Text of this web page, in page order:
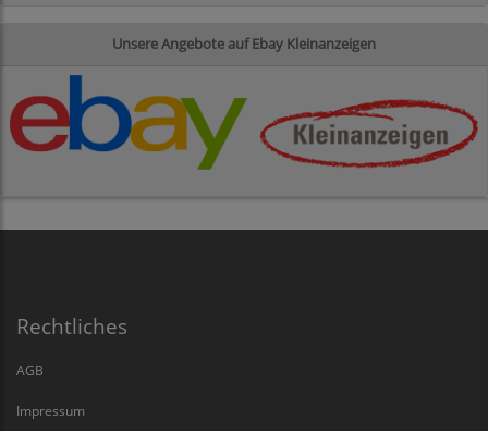
Unsere Angebote auf Ebay Kleinanzeigen
Rechtliches
AGB
Impressum